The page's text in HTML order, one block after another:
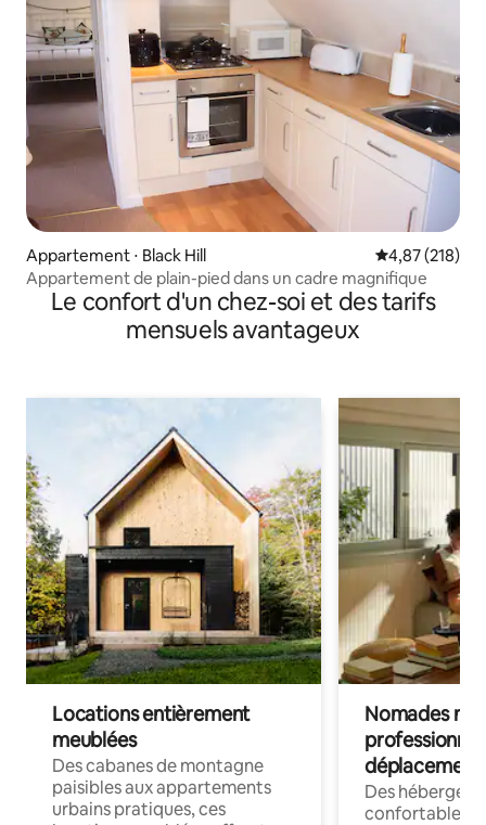
Appartement ⋅ Black Hill Évaluation
4,87 (218)
Appartement de plain-pied dans un cadre magnifique
Le confort d'un chez-soi et des tarifs
mensuels avantageux
Locations entièrement
meublées
Des cabanes de montagne
paisibles aux appartements
urbains pratiques, ces
Nomades
déplacement
Des
confortables